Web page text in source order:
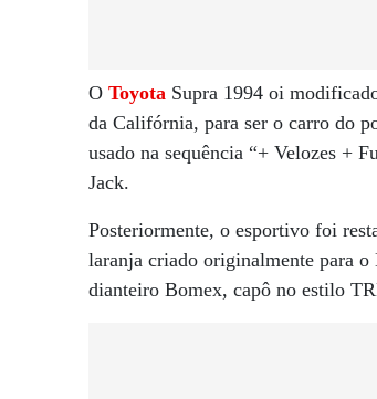
O Toyota Supra 1994 oi
da Califórnia, para ser o carro do
usado na sequência “+ Velozes +
Jack.
Posteriormente, o esportivo foi
laranja criado originalmente para
dianteiro Bomex, capô no estilo